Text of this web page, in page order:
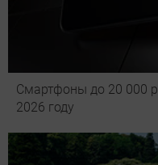
Смартфоны до 20 000
2026 году